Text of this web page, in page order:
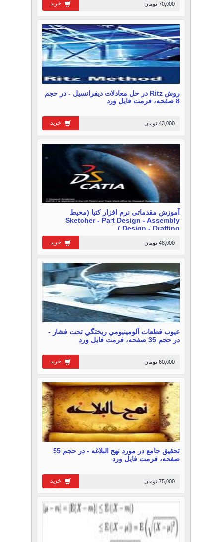
خرید 70,000 تومان
روش Ritz در حل معادلات دیفرانسیل - در حجم
8 صفحه، فرمت فایل ورد
خرید 43,000 تومان
آموزش مقدماتی نرم افزار کتیا (محیط
Sketcher - Part Design - Assembly
Design - Drafting )
خرید 48,000 تومان
عيوب قطعات آلومينيومي ريختگي تحت فشار -
در حجم 35 صفحه، فرمت فایل ورد
خرید 60,000 تومان
تحقیق جامع در مورد نهج البلاغه - در حجم 55
صفحه، فرمت فایل ورد
خرید 75,000 تومان